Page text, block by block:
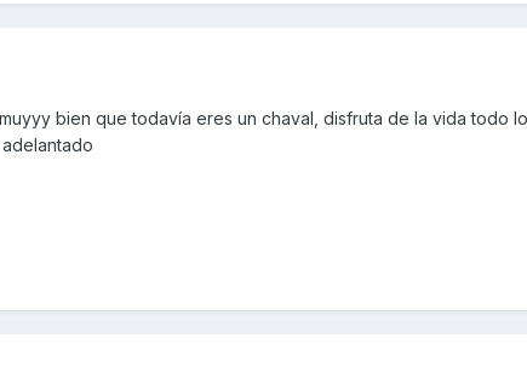
bien que todavía eres un chaval, disfruta de la vida todo
adelantado